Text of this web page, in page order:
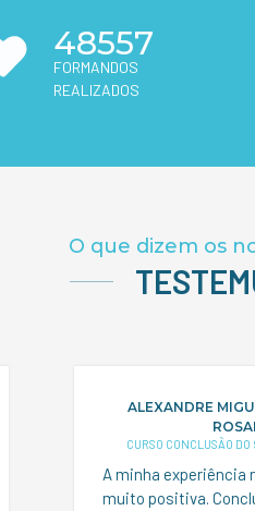
48557
FORMANDOS
REALIZADOS
O que dizem os
ALEXANDRE
CURSO CONCLUSÃO DO
A minha experiência
muito positiva.